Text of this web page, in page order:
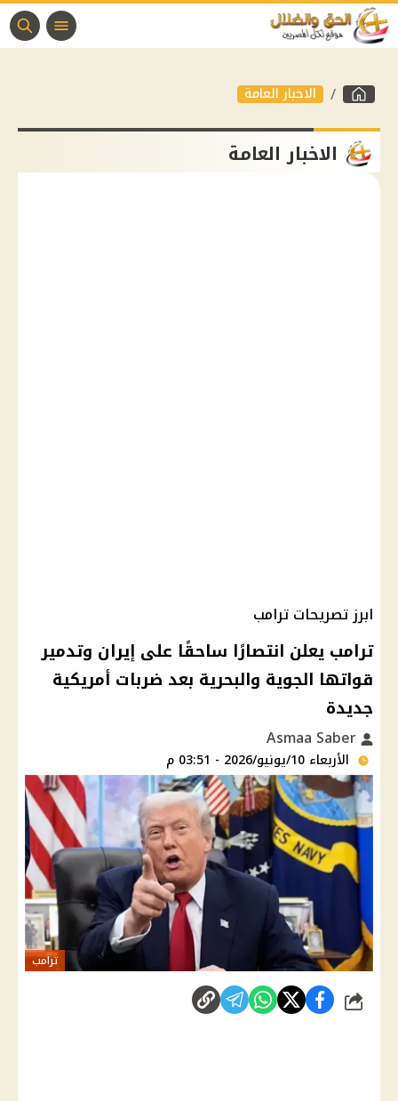
الاخبار العامة
الاخبار العامة
ابرز تصريحات ترامب
ترامب يعلن انتصارًا ساحقًا على إيران وتدمير
قواتها الجوية والبحرية بعد ضربات أمريكية
جديدة
الأربعاء 10/يونيو/2026 - 03:51 م
ترامب
شارك